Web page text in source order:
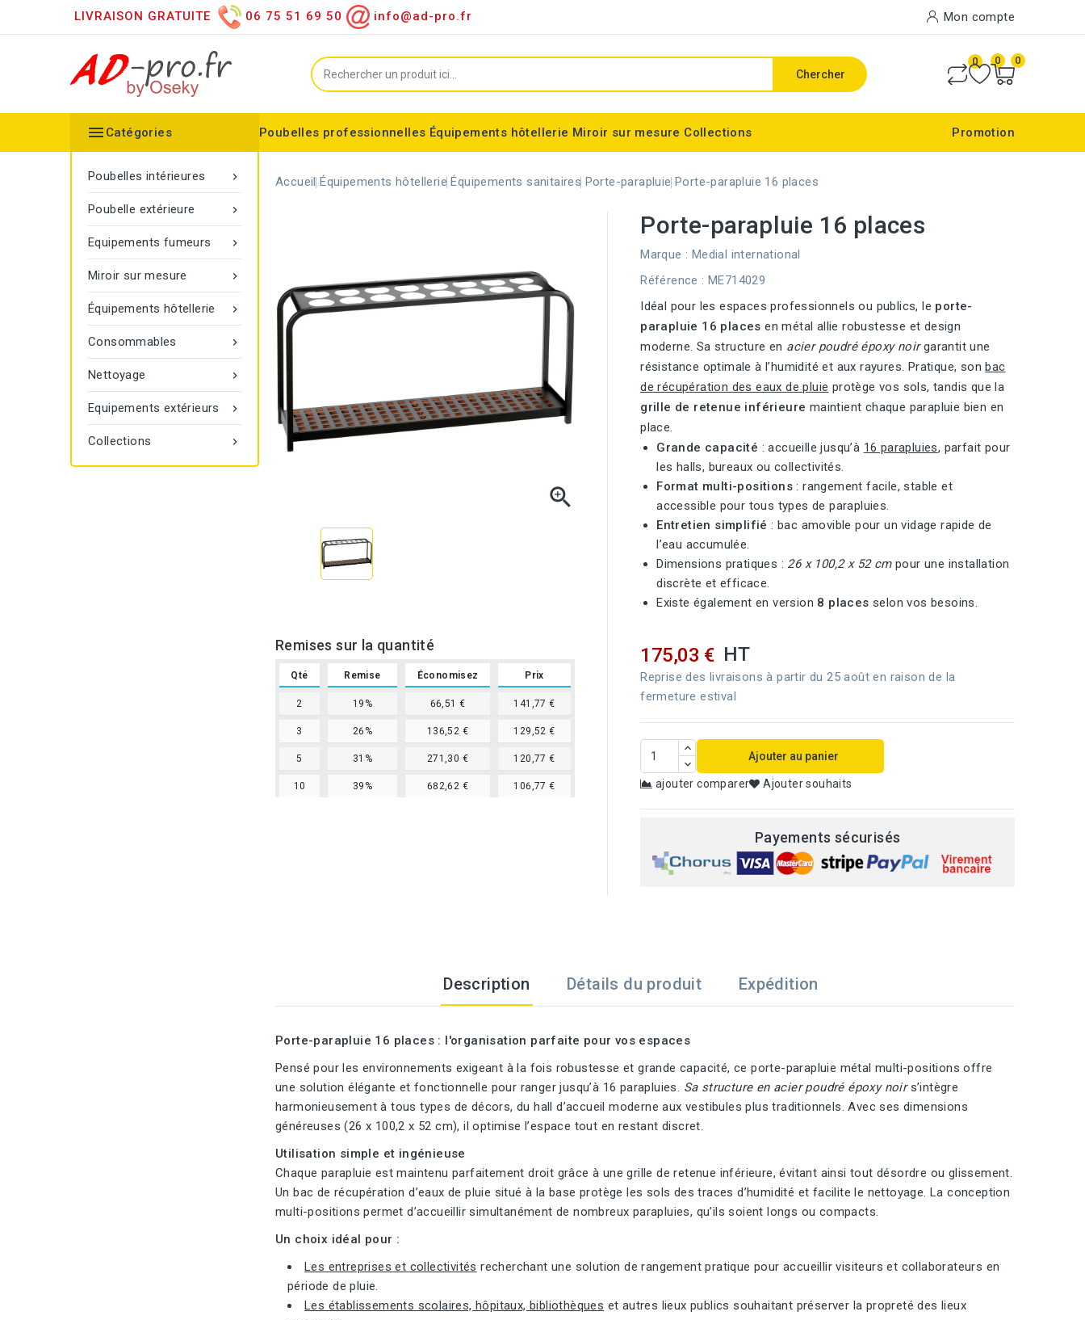
LIVRAISON GRATUITE 06 75 51 69 50 info@ad-pro.fr Mon compte
Chercher
0 0 0
Poubelles professionnelles Équipements hôtellerie Miroir sur mesure Collections Promotion
 Catégories

Poubelles intérieures

Poubelle extérieure

Equipements fumeurs

Miroir sur mesure

Équipements hôtellerie

Consommables

Nettoyage

Equipements extérieurs

Collections
Accueil Équipements hôtellerie Équipements sanitaires Porte-parapluie Porte-parapluie 16 places

Remises sur la quantité
Qté Remise Économisez Prix
2 19% 66,51 € 141,77 €
3 26% 136,52 € 129,52 €
5 31% 271,30 € 120,77 €
10 39% 682,62 € 106,77 €
Porte-parapluie 16 places
Marque : Medial international
Référence : ME714029
Idéal pour les espaces professionnels ou publics, le porte-
parapluie 16 places en métal allie robustesse et design
moderne. Sa structure en acier poudré époxy noirgarantit une
résistance optimale à l’humidité et aux rayures. Pratique, sonbac
de récupération des eaux de pluie protège vos sols, tandis que la
grille de retenue inférieure maintient chaque parapluie bien en
place.
Grande capacité : accueille jusqu’à 16 parapluies, parfait pour
les halls, bureaux ou collectivités.
Format multi-positions : rangement facile, stable et
accessible pour tous types de parapluies.
Entretien simplifié : bac amovible pour un vidage rapide de
l’eau accumulée.
Dimensions pratiques : 26 x 100,2 x 52 cmpour une installation
discrète et efficace.
Existe également en version 8 places selon vos besoins.
175,03 € HT
Reprise des livraisons à partir du 25 août en raison de la
fermeture estival
Ajouter au panier
ajouter comparer Ajouter souhaits
Payements sécurisés
Description Détails du produit Expédition
Porte-parapluie 16 places : l'organisation parfaite pour vos espaces
Pensé pour les environnements exigeant à la fois robustesse et grande capacité, ce porte-parapluie métal multi-positions offre
une solution élégante et fonctionnelle pour ranger jusqu’à 16 parapluies. Sa structure en acier poudré époxy noirs’intègre
harmonieusement à tous types de décors, du hall d’accueil moderne aux vestibules plus traditionnels. Avec ses dimensions
généreuses (26 x 100,2 x 52 cm), il optimise l’espace tout en restant discret.
Utilisation simple et ingénieuse
Chaque parapluie est maintenu parfaitement droit grâce à une grille de retenue inférieure, évitant ainsi tout désordre ou glissement.
Un bac de récupération d’eaux de pluie situé à la base protège les sols des traces d’humidité et facilite le nettoyage. La conception
multi-positions permet d’accueillir simultanément de nombreux parapluies, qu’ils soient longs ou compacts.
Un choix idéal pour :
Les entreprises et collectivités recherchant une solution de rangement pratique pour accueillir visiteurs et collaborateurs en
période de pluie.
Les établissements scolaires, hôpitaux, bibliothèques et autres lieux publics souhaitant préserver la propreté des lieux